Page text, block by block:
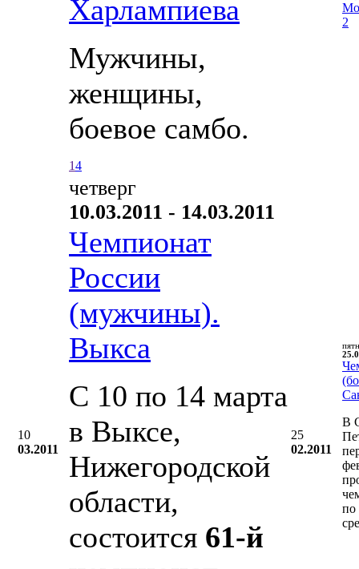
Харлампиева
Мужчины,
женщины,
боевое самбо.
14
2
10
03.2011
четверг
10.03.2011 - 14.03.2011
Чемпионат
России
(мужчины).
Выкса
С 10 по 14 марта
в Выксе,
Нижегородской
области,
состоится 61-й
25
02.2011
В
по